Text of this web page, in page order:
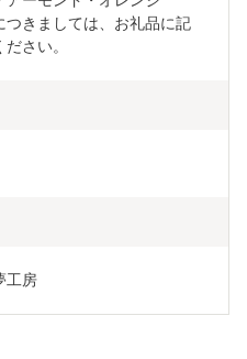
きましては、お礼品に記
さい。
工房